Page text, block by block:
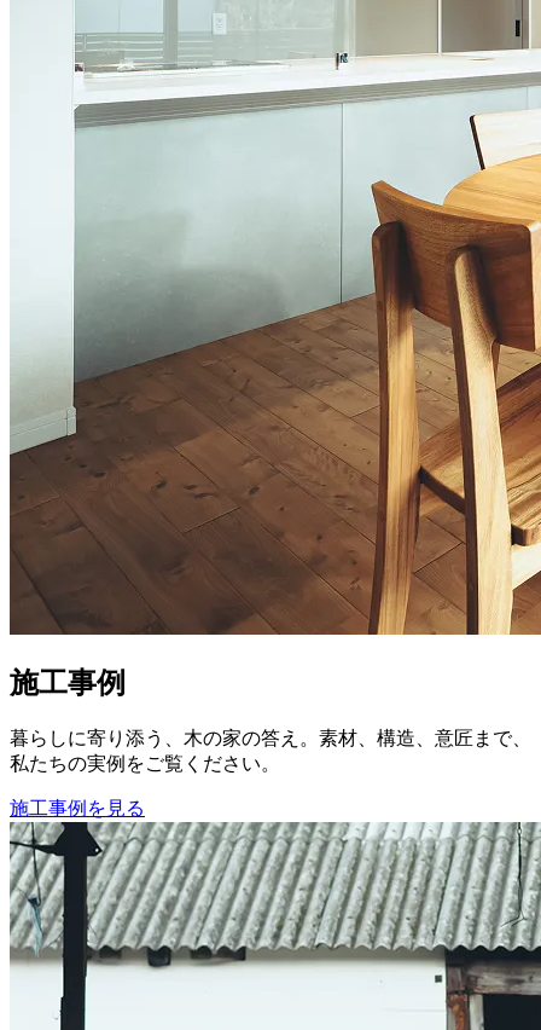
施工事例
暮らしに寄り添う、木の家の答え。素材、構造、意匠まで、
私たちの実例をご覧ください。
施工事例を見る